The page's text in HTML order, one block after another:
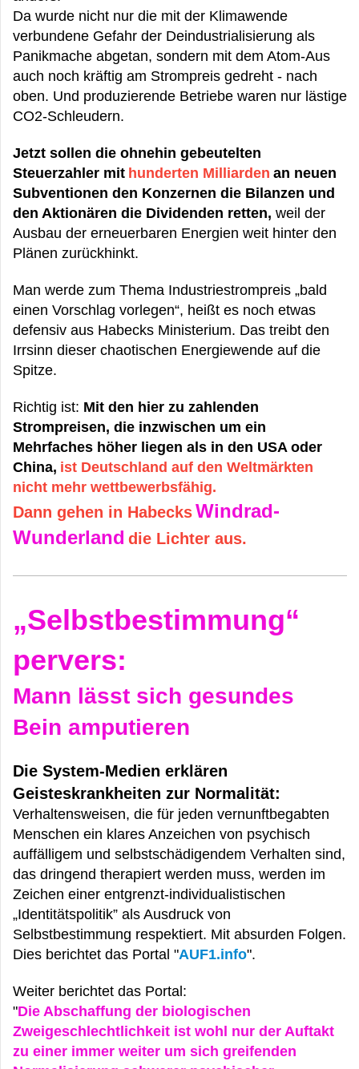
Da wurde nicht nur die mit der Klimawende
verbundene Gefahr der Deindustrialisierung als
Panikmache abgetan, sondern mit dem Atom-Aus
auch noch kräftig am Strompreis gedreht - nach
oben. Und produzierende Betriebe waren nur lästige
CO2-Schleudern.
Jetzt sollen die ohnehin gebeutelten
Steuerzahler mit hunderten Milliarden an neuen
Subventionen den Konzernen die Bilanzen und
den Aktionären die Dividenden retten, weil der
Ausbau der erneuerbaren Energien weit hinter den
Plänen zurückhinkt.
Man werde zum Thema Industriestrompreis „bald
einen Vorschlag vorlegen“, heißt es noch etwas
defensiv aus Habecks Ministerium. Das treibt den
Irrsinn dieser chaotischen Energiewende auf die
Spitze.
Richtig ist: Mit den hier zu zahlenden
Strompreisen, die inzwischen um ein
Mehrfaches höher liegen als in den USA oder
China, ist Deutschland auf den Weltmärkten
nicht mehr wettbewerbsfähig.
Dann gehen in HabecksWindrad-
Wunderland die Lichter aus.
„Selbstbestimmung“
pervers:
Mann lässt sich gesundes
Bein amputieren
Die System-Medien erklären
Geisteskrankheiten zur Normalität:
Verhaltensweisen, die für jeden vernunftbegabten
Menschen ein klares Anzeichen von psychisch
auffälligem und selbstschädigendem Verhalten sind,
das dringend therapiert werden muss, werden im
Zeichen einer entgrenzt-individualistischen
„Identitätspolitik” als Ausdruck von
Selbstbestimmung respektiert. Mit absurden Folgen.
Dies berichtet das Portal "AUF1.info".
Weiter berichtet das Portal:
"Die Abschaffung der biologischen
Zweigeschlechtlichkeit ist wohl nur der Auftakt
zu einer immer weiter um sich greifenden